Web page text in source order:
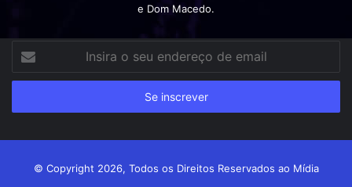
e Dom Macedo.
seu
de
© Copyright 2026, Todos os Direitos Reservados ao Mídia